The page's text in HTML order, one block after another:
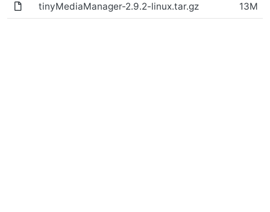
tinyMediaManager-2.9.2-linux.tar.gz 13M